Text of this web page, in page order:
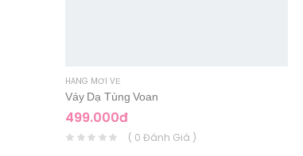
HÀNG MỚI VỀ
Váy Dạ Tùng Voan
499.000đ
( 0 Đánh Giá )